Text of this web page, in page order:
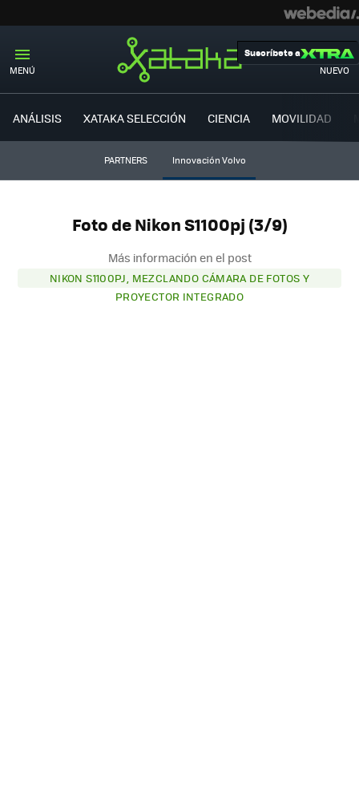
MENÚ NUEVO
Suscríbete a
ANÁLISIS XATAKA SELECCIÓN CIENCIA MOVILIDAD
PARTNERS Innovación Volvo
Foto de Nikon S1100pj (3/9)
Más información en el post
NIKON S1100PJ, MEZCLANDO CÁMARA DE FOTOS Y
PROYECTOR INTEGRADO